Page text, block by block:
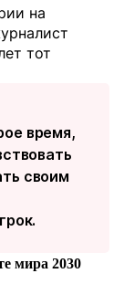
на
тот
время,
своим
мира 2030